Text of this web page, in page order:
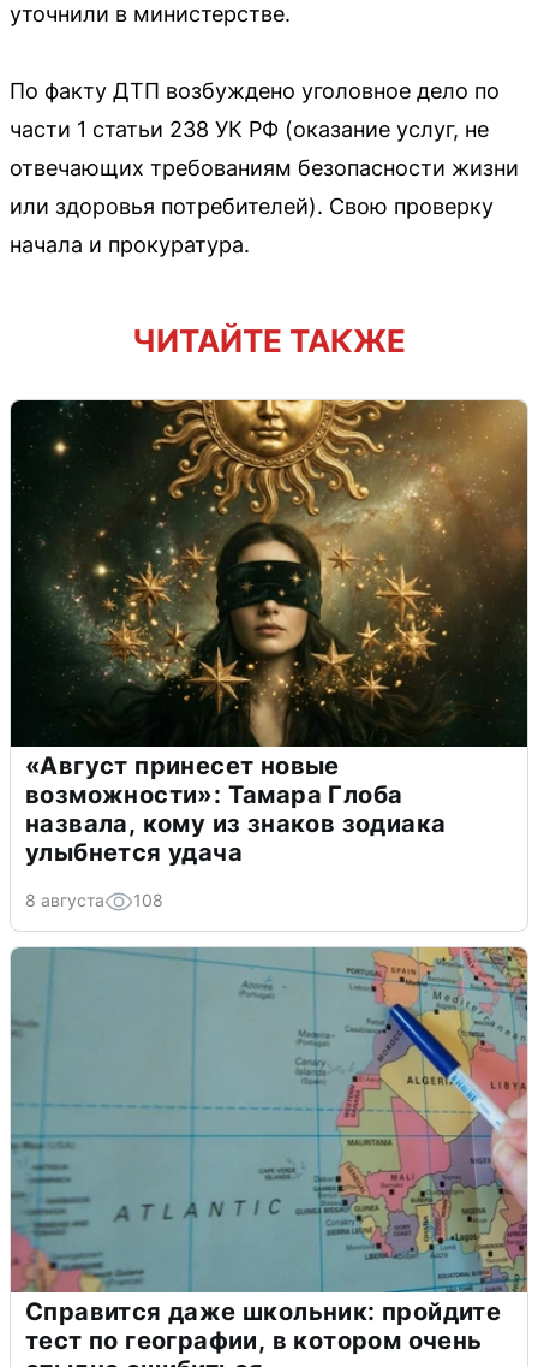
уточнили в министерстве.
По факту ДТП возбуждено уголовное дело по
части 1 статьи 238 УК РФ (оказание услуг, не
отвечающих требованиям безопасности жизни
или здоровья потребителей). Свою проверку
начала и прокуратура.
ЧИТАЙТЕ ТАКЖЕ
«Август принесет новые
возможности»: Тамара Глоба
назвала, кому из знаков зодиака
улыбнется удача
8 августа 108
Справится даже школьник: пройдите
тест по географии, в котором очень